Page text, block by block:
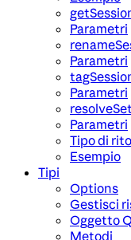
Parametri
Parametri
Parametri
Parametri
Tipo di
Esempio
Tipi
Options
Gestisci
Oggetto
Metodi